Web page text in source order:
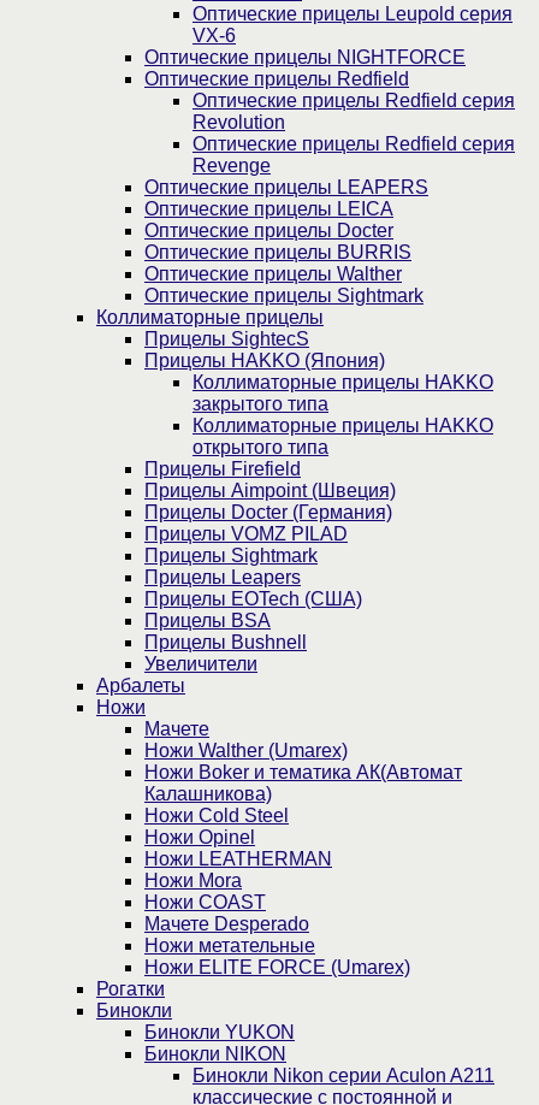
Оптические прицелы Leupold серия
VX-6
Оптические прицелы NIGHTFORCE
Оптические прицелы Redfield
Оптические прицелы Redfield серия
Revolution
Оптические прицелы Redfield серия
Revenge
Оптические прицелы LEAPERS
Оптические прицелы LEICA
Оптические прицелы Docter
Оптические прицелы BURRIS
Оптические прицелы Walther
Оптические прицелы Sightmark
Коллиматорные прицелы
Прицелы SightecS
Прицелы HAKKO (Япония)
Коллиматорные прицелы HAKKO
закрытого типа
Коллиматорные прицелы HAKKO
открытого типа
Прицелы Firefield
Прицелы Aimpoint (Швеция)
Прицелы Docter (Германия)
Прицелы VOMZ PILAD
Прицелы Sightmark
Прицелы Leapers
Прицелы EOTech (США)
Прицелы BSA
Прицелы Bushnell
Увеличители
Арбалеты
Ножи
Мачете
Ножи Walther (Umarex)
Ножи Boker и тематика АК(Автомат
Калашникова)
Ножи Cold Steel
Ножи Opinel
Ножи LEATHERMAN
Ножи Mora
Ножи COAST
Мачете Desperado
Ножи метательные
Ножи ELITE FORCE (Umarex)
Рогатки
Бинокли
Бинокли YUKON
Бинокли NIKON
Бинокли Nikon серии Aculon A211
классические с постоянной и